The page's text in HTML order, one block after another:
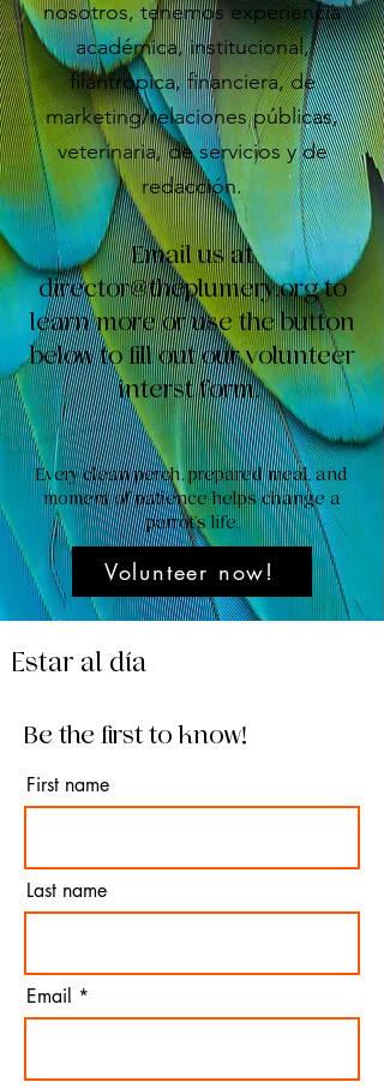
nosotros, tenemos experiencia
académica, institucional,
filantrópica, financiera, de
marketing/relaciones públicas,
veterinaria, de servicios y de
redacción.
Email us at
director@theplumery.orgto
learn more or use the button
below to fill out our volunteer
interst form.
Every clean perch, prepared meal, and
moment of patience helps change a
parrot’s life.
Volunteer now!
Estar al día
Be the first to know!
First name
Last name
Email